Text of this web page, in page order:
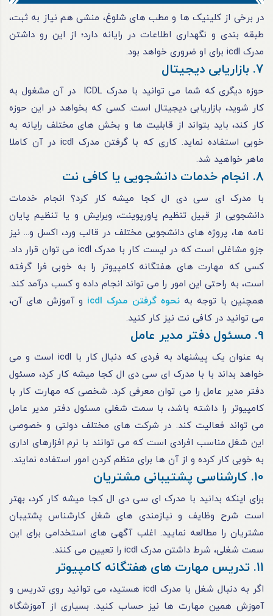
در برخی از کلینیک ها و مطب های شلوغ، منشی هم نیاز به ثبت،
طبقه بندی و نگهداری اطلاعات در رایانه دارد؛ از این رو داشتن
مدرک icdl برای او ضروری خواهد بود.
7. بازاریابی دیجیتال
حوزه دیگری که شما می توانید با مدرک ICDL در آن مشغول به
کار شوید، بازاریابی دیجیتال است. کسی که بخواهد در این حوزه
کار کند، باید بتواند از قابلیت ها و بخش های مختلف رایانه به
خوبی استفاده نماید. کاری که با گرفتن مدرک icdl در آن کاملا
ماهر خواهید شد.
8. انجام خدمات دانشجویی یا کافی نت
با مدرک ای سی دی ال کجا میشه کار کرد؟ انجام خدمات
دانشجویی از قبیل تنظیم پاورپوینت، ویرایش و یا تنظیم پایان
نامه ها، پروژه های دانشجویی مختلف در قالب ورد، اکسل و... نیز
جزو مشاغلی است که در لیست کار با مدرک icdl می توان قرار داد.
کسی که مهارت های هفتگانه کامپیوتر را به خوبی فرا گرفته
است، به راحتی این امور را می تواند انجام داده و کسب درآمد کند.
همچنین با توجه بهنحوه گرفتن مدرک icdl
و آموزش های آن،
می توانید در کافی نت نیز کار کنید.
9. مسئول دفتر مدیر عامل
به عنوان یک پیشنهاد به فردی که دنبال کار با icdl است و می
خواهد بداند با با مدرک ای سی دی ال کجا میشه کار کرد، مسئول
دفتر مدیر عامل را می توان معرفی کرد. شخصی که مهارت کار با
کامپیوتر را داشته باشد، با سمت شغلی مسئول دفتر مدیر عامل
می تواند فعالیت کند. در شرکت های مختلف دولتی و خصوصی
این شغل مناسب افرادی است که می توانند با نرم افزارهای اداری
به خوبی کار کرده و از آن ها برای منظم کردن امور استفاده نمایند.
10. کارشناسی پشتیبانی مشتریان
برای اینکه بدانید با مدرک ای سی دی ال کجا میشه کار کرد، بهتر
است شرح وظایف و نیازمندی های شغل کارشناس پشتیبان
مشتریان را مطالعه نمایید. اغلب آگهی های استخدامی برای این
سمت شغلی، شرط داشتن مدرک icdl را تعیین می کنند.
11. تدریس مهارت های هفتگانه کامپیوتر
اگر به دنبال شغل با مدرک icdl هستید، می توانید روی تدریس و
آموزش همین مهارت ها نیز حساب کنید. بسیاری از آموزشگاه